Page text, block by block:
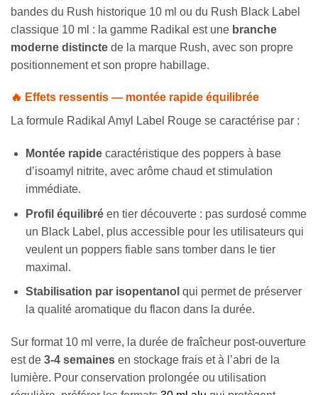
bandes du Rush historique 10 ml ou du Rush Black Label
classique 10 ml : la gamme Radikal est une branche
moderne distincte de la marque Rush, avec son propre
positionnement et son propre habillage.
🔥 Effets ressentis — montée rapide équilibrée
La formule Radikal Amyl Label Rouge se caractérise par :
Montée rapidecaractéristique des poppers à base
d’isoamyl nitrite, avec arôme chaud et stimulation
immédiate.
Profil équilibréen tier découverte : pas surdosé comme
un Black Label, plus accessible pour les utilisateurs qui
veulent un poppers fiable sans tomber dans le tier
maximal.
Stabilisation par isopentanol qui permet de préserver
la qualité aromatique du flacon dans la durée.
Sur format 10 ml verre, la durée de fraîcheur post-ouverture
est de 3-4 semaines en stockage frais et à l’abri de la
lumière. Pour conservation prolongée ou utilisation
Appliquer les filtres